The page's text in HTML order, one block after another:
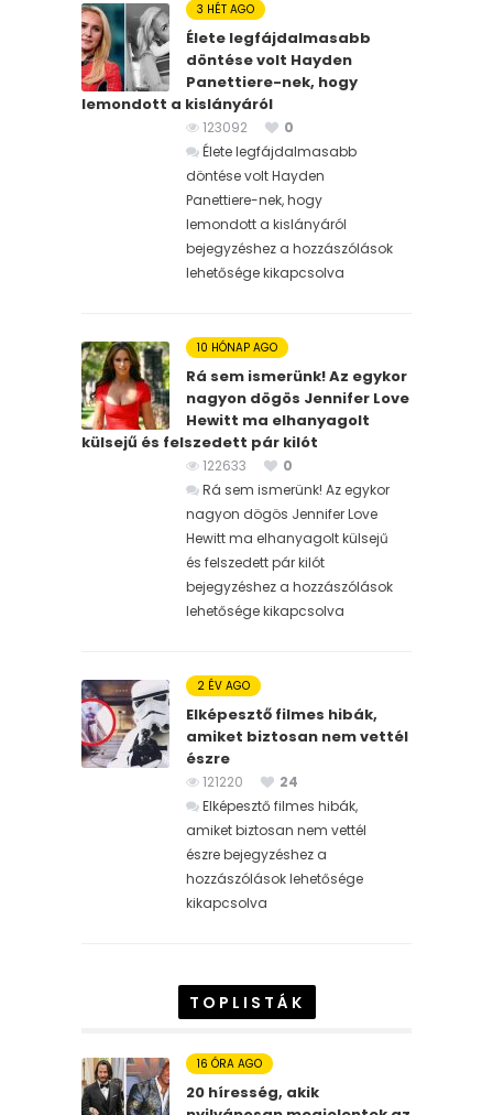
3 HÉT AGO
Élete legfájdalmasabb
döntése volt Hayden
Panettiere-nek, hogy
lemondott a kislányáról
123092
0
Élete legfájdalmasabb
döntése volt Hayden
Panettiere-nek, hogy
lemondott a kislányáról
bejegyzéshez a hozzászólások
lehetősége kikapcsolva
10 HÓNAP AGO
Rá sem ismerünk! Az egykor
nagyon dögös Jennifer Love
Hewitt ma elhanyagolt
külsejű és felszedett pár kilót
122633
0
Rá sem ismerünk! Az egykor
nagyon dögös Jennifer Love
Hewitt ma elhanyagolt külsejű
és felszedett pár kilót
bejegyzéshez a hozzászólások
lehetősége kikapcsolva
2 ÉV AGO
Elképesztő filmes hibák,
amiket biztosan nem vettél
észre
121220
24
Elképesztő filmes hibák,
amiket biztosan nem vettél
észre bejegyzéshez a
hozzászólások lehetősége
kikapcsolva
TOPLISTÁK
16 ÓRA AGO
20 híresség, akik